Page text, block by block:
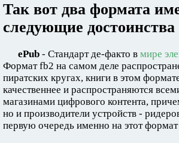
Так вот два формата
следующие достоинства
ePub - Стандарт де-факто в мире
Формат fb2 на самом деле
пиратских кругах, книги в этом
качественнее и распространяются
магазинами цифрового контента,
но и производители устройств -
первую очередь именно на этот формат